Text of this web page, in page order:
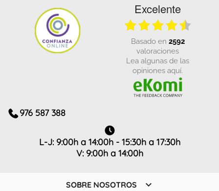
Excelente
basado en 2592
valoraciones
Lea algunas de las
opiniones aquí.
976 587 388
L-J: 9:00h a 14:00h - 15:30h a 17:30h
V: 9:00h a 14:00h
SOBRE NOSOTROS 